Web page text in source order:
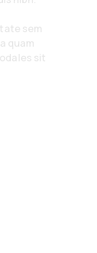
sem
quam
sit